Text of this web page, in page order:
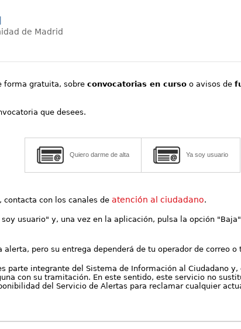
de Madrid
forma gratuita, sobreconvocatorias en curso o avisos de
que desees.
Quiero darme de alta Ya soy usuario
contacta con los canales deatención al ciudadano.
usuario" y, una vez en la aplicación, pulsa la opción
pero su entrega dependerá de tu operador de correo o
parte integrante del Sistema de Información al Ciudadano
con su tramitación. En este sentido, este servicio no
del Servicio de Alertas para reclamar cualquier